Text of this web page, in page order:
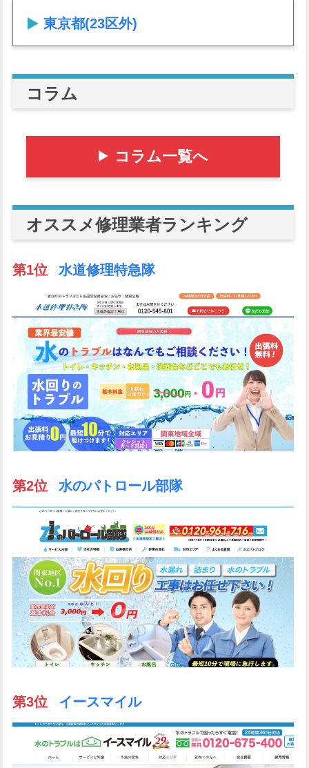
東京都(23区外)
コラム
コラム一覧へ
オススメ修理業者ランキング
第1位 水道修理特急隊
第2位 水のパトロール部隊
第3位 イースマイル